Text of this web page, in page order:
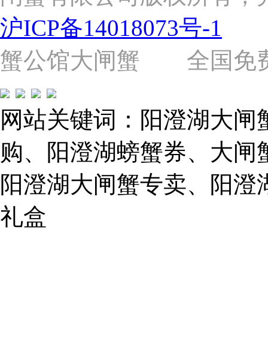
号
（靠
近
苗
圃
路）
Tel:
021-
62243579
E-
mail:
859749344@qq.com
1019225591
沪ICP备14018073号-1
蟹公馆大闸蟹 全国免费
网站关键词：阳澄湖大
购、阳澄湖螃蟹券、大
阳澄湖大闸蟹专卖、阳
礼盒